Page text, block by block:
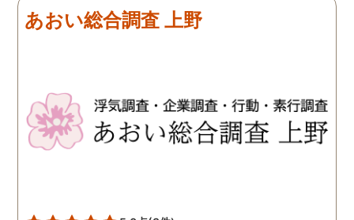
探偵に頼む事のない人生を
歩みますね(笑)
あおい総合調査 上野